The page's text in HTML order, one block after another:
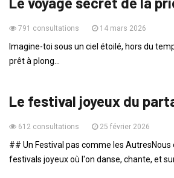
791 consultations 14 mars 2026
Imagine-toi sous un ciel étoilé, hors du
prêt à plong...
Le festival joyeux du
612 consultations 25 février 2026
## Un Festival pas comme les AutresNous
festivals joyeux où l'on danse, chante, et